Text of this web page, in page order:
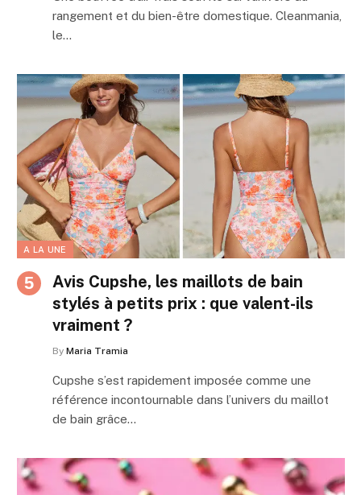
rangement et du bien-être domestique. Cleanmania,
le…
A LA UNE
Avis Cupshe, les maillots de bain
stylés à petits prix : que valent-ils
vraiment ?
By Maria Tramia
Cupshe s’est rapidement imposée comme une
référence incontournable dans l’univers du maillot
de bain grâce…